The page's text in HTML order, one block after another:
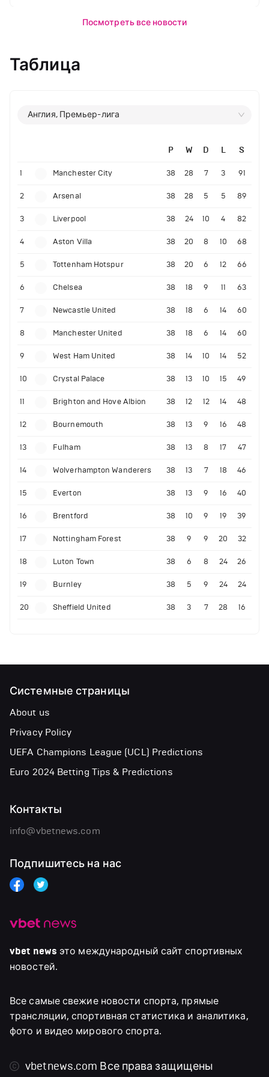
Посмотреть все новости
Таблица
Англия, Премьер-лига
P W D L S
1 Manchester City 38 28 7 3 91
2 Arsenal 38 28 5 5 89
3 Liverpool 38 24 10 4 82
4 Aston Villa 38 20 8 10 68
5 Tottenham Hotspur 38 20 6 12 66
6 Chelsea 38 18 9 11 63
7 Newcastle United 38 18 6 14 60
8 Manchester United 38 18 6 14 60
9 West Ham United 38 14 10 14 52
10 Crystal Palace 38 13 10 15 49
11 Brighton and Hove Albion 38 12 12 14 48
12 Bournemouth 38 13 9 16 48
13 Fulham 38 13 8 17 47
14 Wolverhampton Wanderers 38 13 7 18 46
15 Everton 38 13 9 16 40
16 Brentford 38 10 9 19 39
17 Nottingham Forest 38 9 9 20 32
18 Luton Town 38 6 8 24 26
19 Burnley 38 5 9 24 24
20 Sheffield United 38 3 7 28 16
vbet news это международный сайт спортивных
новостей.
Все самые свежие новости спорта, прямые
трансляции, спортивная статистика и аналитика,
фото и видео мирового спорта.
vbetnews.com Все права защищены
Системные страницы
About us
Privacy Policy
UEFA Champions League (UCL) Predictions
Euro 2024 Betting Tips & Predictions
Контакты
info@vbetnews.com
Подпишитесь на нас